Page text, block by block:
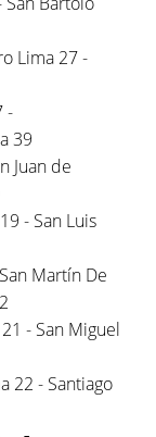
Lima 27 -
-
39
Juan de
- San Luis
Martín De
- San Miguel
22 - Santiago